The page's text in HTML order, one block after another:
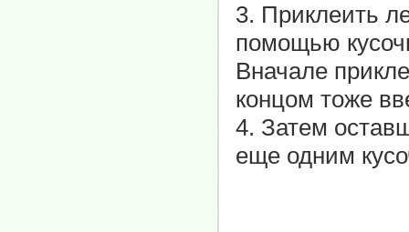
3. Приклеить
помощью
Вначале
концом тоже
4. Затем
еще одним